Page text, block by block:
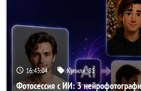
16:43:03 Купили:81
Фотосессия с ИИ: 3